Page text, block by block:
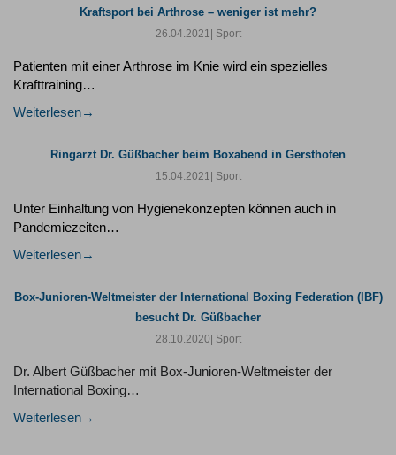
Kraftsport bei Arthrose – weniger ist mehr?
26.04.2021 | Sport
Patienten mit einer Arthrose im Knie wird ein spezielles
Krafttraining…
Weiterlesen
Ringarzt Dr. Güßbacher beim Boxabend in Gersthofen
15.04.2021 | Sport
Unter Einhaltung von Hygienekonzepten können auch in
Pandemiezeiten…
Weiterlesen
Box-Junioren-Weltmeister der International Boxing Federation (IBF)
besucht Dr. Güßbacher
28.10.2020| Sport
Dr. Albert Güßbacher mit Box-Junioren-Weltmeister der
International Boxing…
Weiterlesen